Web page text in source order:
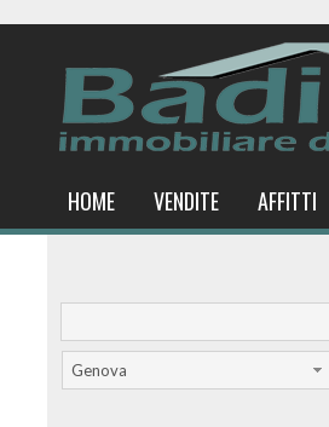
HOME VENDITE AFFITTI
Genova